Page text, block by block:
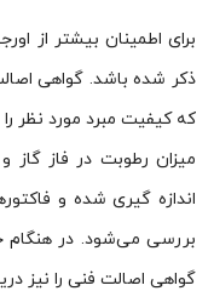
برای اطمینان بیشتر از
ذکر شده باشد. گواهی
که کیفیت مبرد مورد نظر
گواهی اصالت فنی را نیز